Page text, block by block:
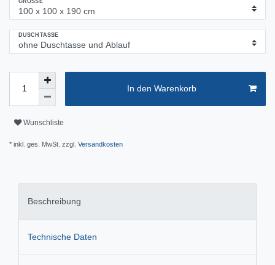
DUSCHTASSE
In den Warenkorb
Wunschliste
* inkl. ges. MwSt. zzgl. Versandkosten
Beschreibung
Technische Daten